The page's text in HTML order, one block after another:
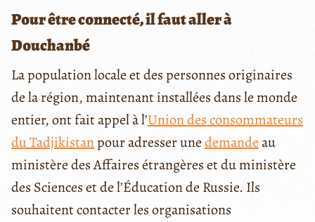
Pour être connecté, il faut aller à
Douchanbé
La population locale et des personnes originaires
de la région, maintenant installées dans le monde
entier, ont fait appel à l’Union des consommateurs
du Tadjikistanpour adresser unedemandeau
ministère des Affaires étrangères et du ministère
des Sciences et de l’Éducation de Russie. Ils
souhaitent contacter les organisations